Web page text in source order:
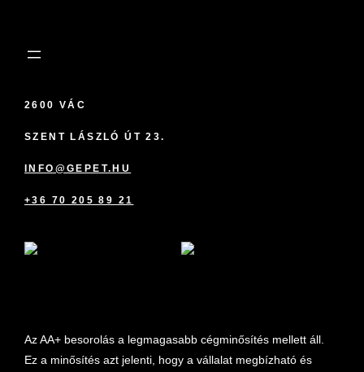
2600 VÁC
SZENT LÁSZLÓ ÚT 23.
INFO@GEPET.HU
+36 70 205 89 21
Az AA+ besorolás a legmagasabb cégminősítés mellett áll.
Ez a minősítés azt jelenti, hogy a vállalat megbízható és